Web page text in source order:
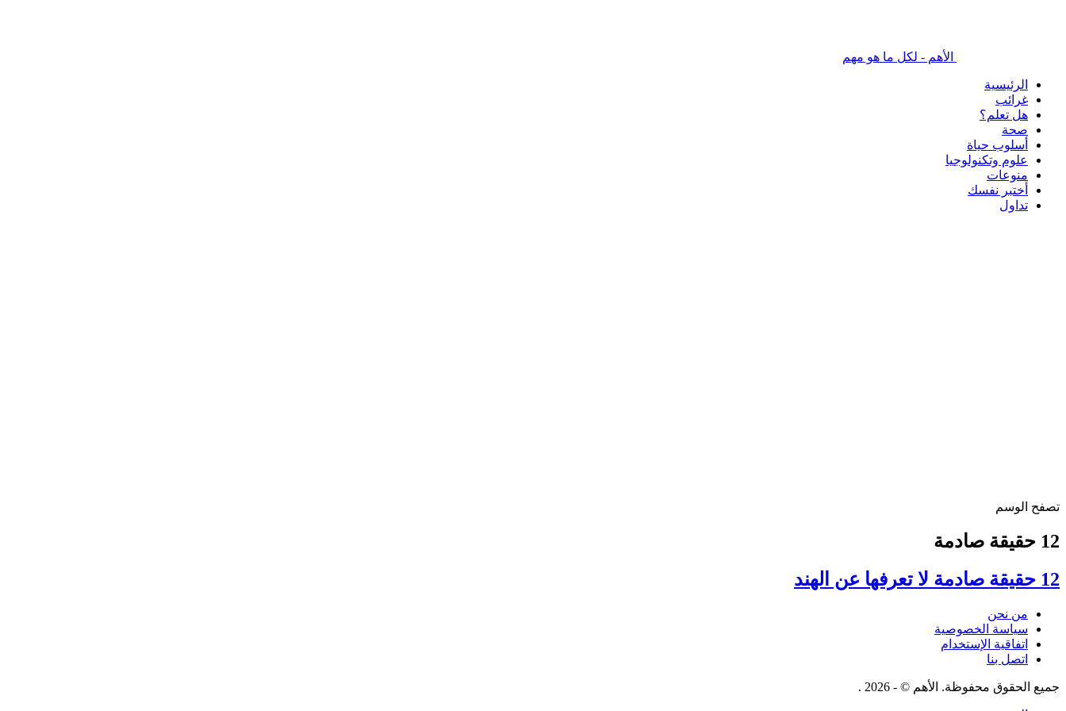
الأهم - لكل ما هو مهم
الرئيسية
غرائب
هل تعلم؟
صحة
أسلوب حياة
علوم وتكنولوجيا
منوعات
أختبر نفسك
تداول
تصفح الوسم
12 حقيقة صادمة
12 حقيقة صادمة لا تعرفها عن الهند
من نحن
سياسة الخصوصية
اتفاقية الإستخدام
اتصل بنا
جميع الحقوق محفوظة. الأهم © - 2026 .